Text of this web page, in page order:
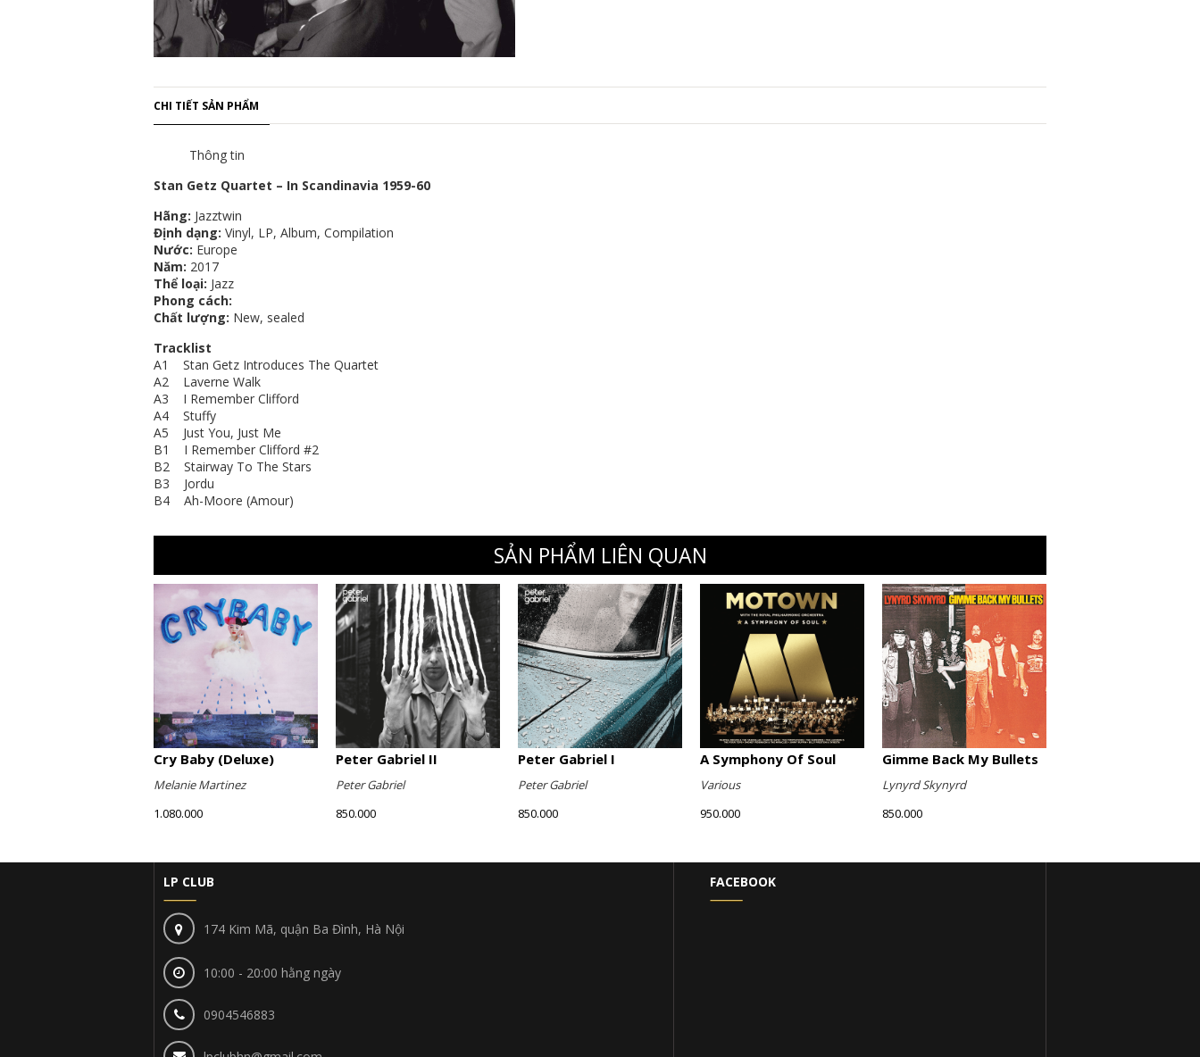
CHI TIẾT SẢN PHẨM
Thông tin
Stan Getz Quartet ‎– In Scandinavia 1959-60
Hãng: Jazztwin
Định dạng: Vinyl, LP, Album, Compilation
Nước: Europe
Năm: 2017
Thể loại: Jazz
Phong cách:
Chất lượng: New, sealed
Tracklist
A1 Stan Getz Introduces The Quartet
A2 Laverne Walk
A3 I Remember Clifford
A4 Stuffy
A5 Just You, Just Me
B1 I Remember Clifford #2
B2 Stairway To The Stars
B3 Jordu
B4 Ah-Moore (Amour)
SẢN PHẨM LIÊN QUAN
Cry Baby (Deluxe)
Melanie Martinez
1.080.000
Peter Gabriel II
Peter Gabriel
850.000
Peter Gabriel I
Peter Gabriel
850.000
A Symphony Of Soul
Various
950.000
Gimme Back My Bullets
Lynyrd Skynyrd
850.000
LP CLUB
174 Kim Mã, quận Ba Đình, Hà Nội
10:00 - 20:00 hằng ngày
0904546883
FACEBOOK